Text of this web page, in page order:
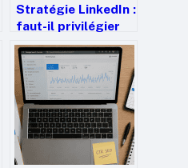
Stratégie LinkedIn :
faut-il privilégier
votre profil
personnel ou votre
page entreprise ?